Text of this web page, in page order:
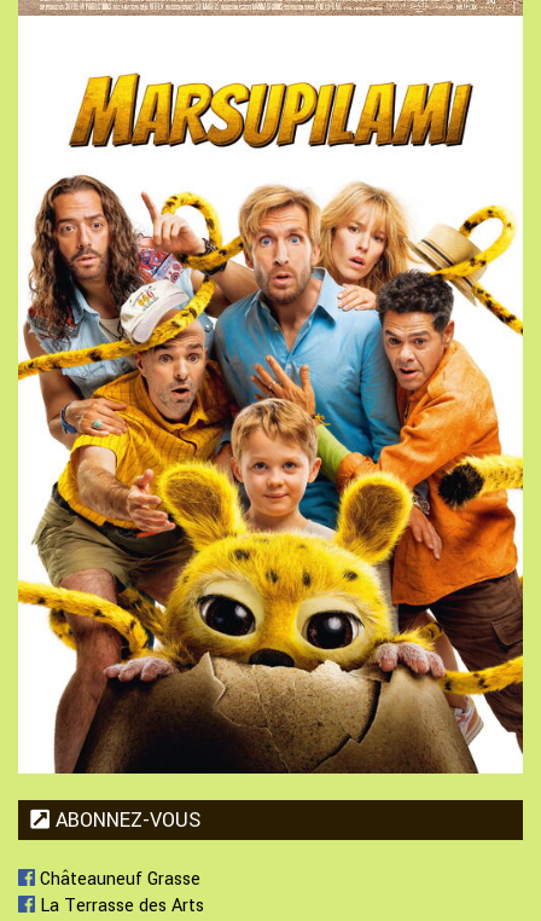
ABONNEZ-VOUS
Châteauneuf Grasse
La Terrasse des Arts